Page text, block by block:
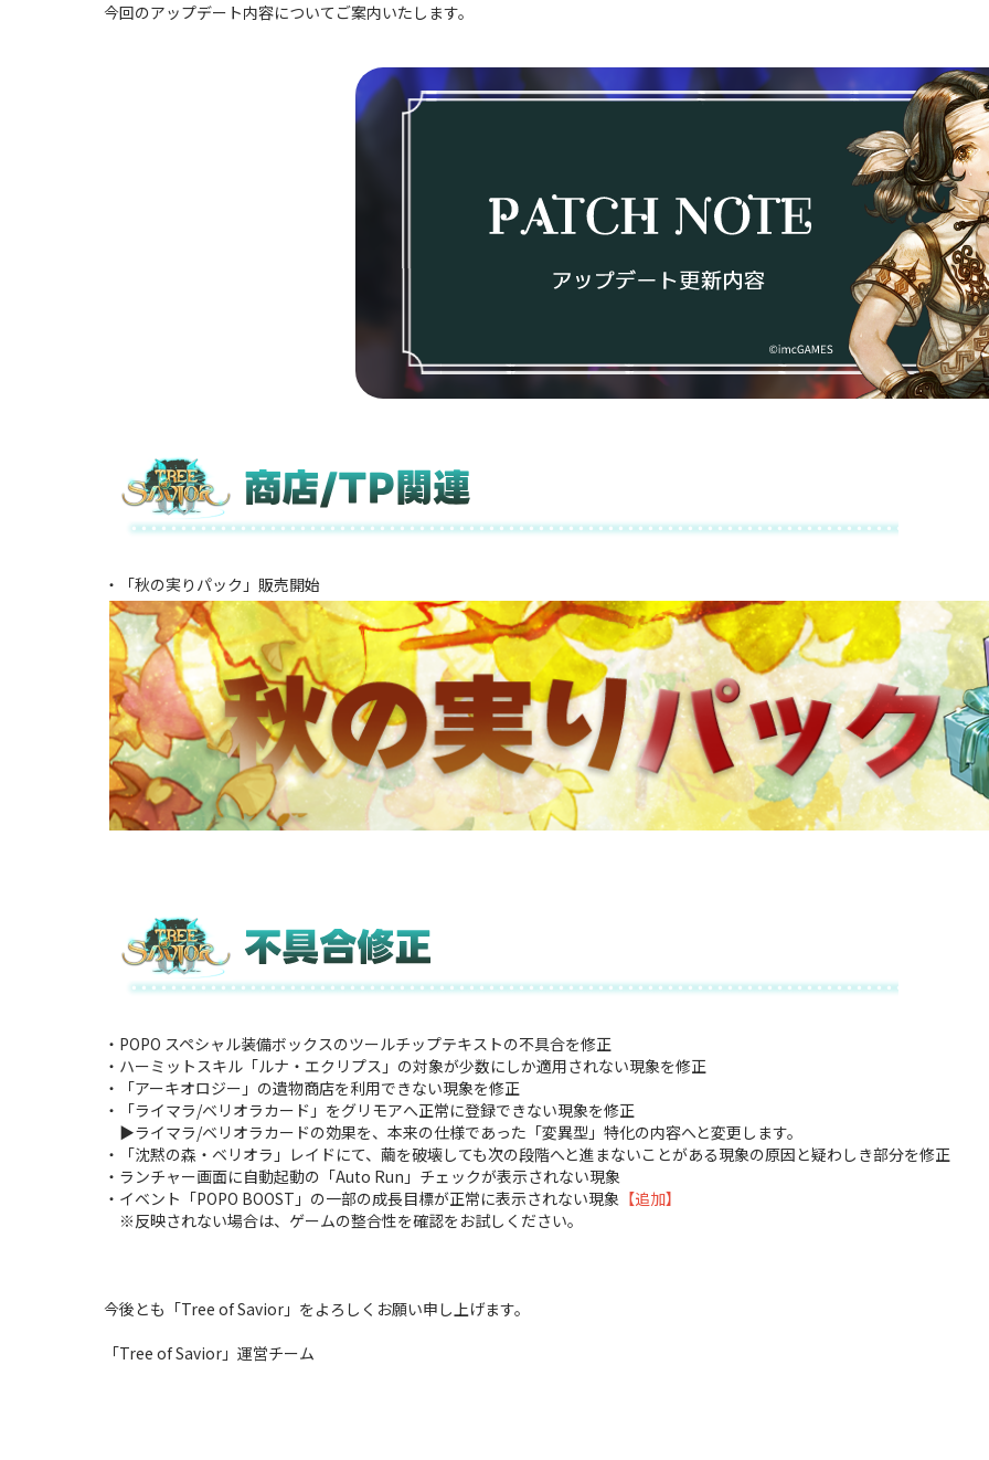
今回のアップデート内容についてご案内いたします。
・「秋の実りパック」販売開始
・POPO スペシャル装備ボックスのツールチップテキストの不具合を修正
・ハーミットスキル「ルナ・エクリプス」の対象が少数にしか適用されない現象を修正
・「アーキオロジー」の遺物商店を利用できない現象を修正
・「ライマラ/ベリオラカード」をグリモアへ正常に登録できない現象を修正
▶ライマラ/ベリオラカードの効果を、本来の仕様であった「変異型」特化の内容へと変更します。
・「沈黙の森・ベリオラ」レイドにて、繭を破壊しても次の段階へと進まないことがある現象の原因と疑わしき部分を修正
・ランチャー画面に自動起動の「Auto Run」チェックが表示されない現象
・イベント「POPO BOOST」の一部の成長目標が正常に表示されない現象 【追加】
※反映されない場合は、ゲームの整合性を確認をお試しください。
今後とも「Tree of Savior」をよろしくお願い申し上げます。
「Tree of Savior」運営チーム